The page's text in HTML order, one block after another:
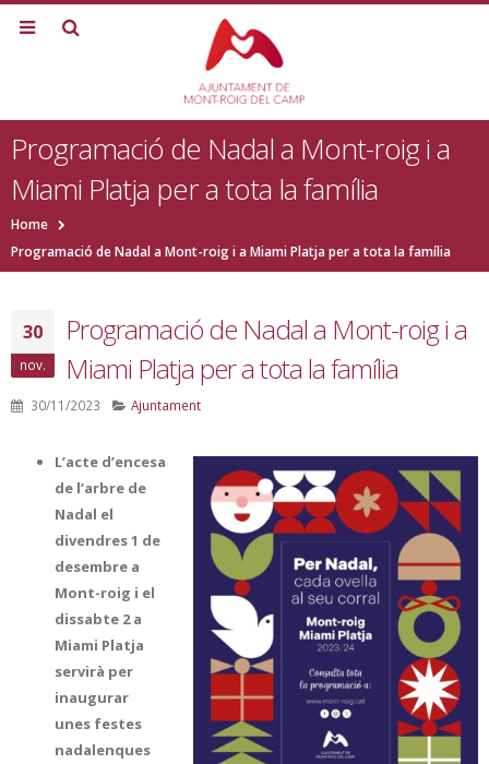
Programació de Nadal a Mont-roig i a
Miami Platja per a tota la família
Home
Programació de Nadal a Mont-roig i a Miami Platja per a tota la família
30
nov.
Programació de Nadal a Mont-roig i a
Miami Platja per a tota la família
30/11/2023 Ajuntament
L’acte d’encesa
de l’arbre de
Nadal el
divendres 1 de
desembre a
Mont-roig i el
dissabte 2 a
Miami Platja
servirà per
inaugurar
unes festes
nadalenques